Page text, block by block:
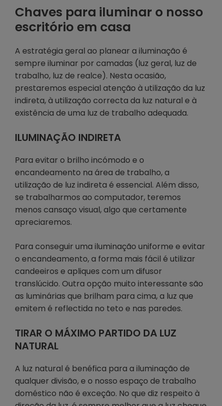
Chaves para iluminar o nosso
escritório em casa
A estratégia geral ao planear a iluminação é
sempre iluminar por camadas (luz geral, luz de
trabalho, luz de realce). Nesta ocasião,
prestaremos especial atenção à utilização da luz
indireta, à utilização correcta da luz natural e à
existência de uma luz de trabalho adequada.
ILUMINAÇÃO INDIRETA
Para evitar o brilho incómodo e o
encandeamento na área de trabalho, a
utilização de luz indireta é essencial. Além disso,
se trabalharmos ao computador, teremos
menos cansaço visual, algo que certamente
apreciaremos.
Para conseguir uma iluminação uniforme e evitar
o encandeamento, a forma mais fácil é utilizar
candeeiros e apliques com um difusor
translúcido. Outra opção muito interessante são
as luminárias que brilham para cima, a luz que
emitem é reflectida no teto e nas paredes.
TIRAR O MÁXIMO PARTIDO DA LUZ
NATURAL
A luz natural é benéfica para a iluminação de
qualquer divisão, e o nosso espaço de trabalho
doméstico não é exceção. No que diz respeito à